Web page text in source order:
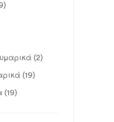
(2)
(19)
(19)